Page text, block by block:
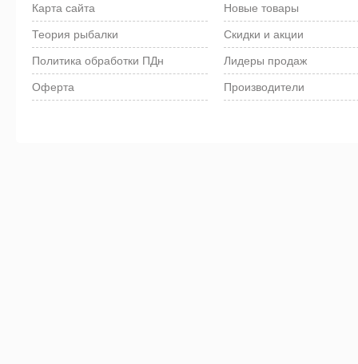
Карта сайта
Теория рыбалки
Политика обработки ПДн
Оферта
Новые товары
Скидки и акции
Лидеры продаж
Производители